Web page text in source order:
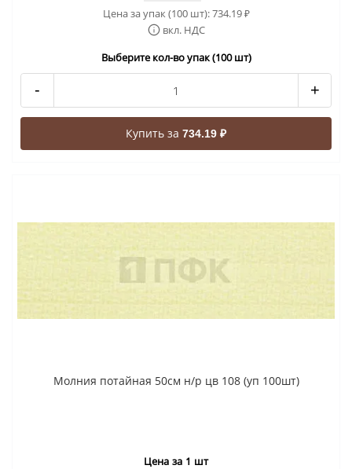
Цена за упак (100 шт):734.19₽
вкл. НДС
Выберите кол-во упак (100 шт)
- +
Купить за 734.19 ₽
Молния потайная 50см н/р цв 108 (уп 100шт)
Цена за 1 шт